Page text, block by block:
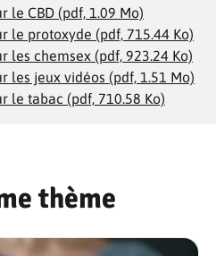
le CBD (pdf, 1.09 Mo)
le protoxyde (pdf, 715.44 Ko)
les chemsex (pdf, 923.24 Ko)
les jeux vidéos (pdf, 1.51 Mo)
le tabac (pdf, 710.58 Ko)
thème